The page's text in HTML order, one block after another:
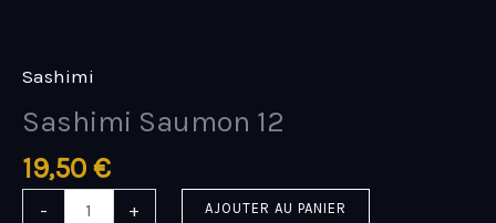
contenu
Sashimi
Sashimi Saumon 12
19,50 €
-
Sashimi
12
+ AJOUTER AU PANIER